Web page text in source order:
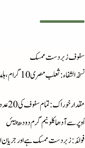
سفوف زبردست ممسک
نسخہ الشفاء: ثعلب مصری10گرام،ہلدی10گرام،سپاری سرخ10گرام،تیاری،تمام ادویہ کو سفوف
مقدار خوراک: تمام سفوف کی 20عدد برابرکی خوراکیں بنا لیں ہرروز صبح ایک خوراک
اُوپر سے آدھا کلو نیم گرمدودھ پیئں
فوائد: زبردست ممسک ہے اور جریان